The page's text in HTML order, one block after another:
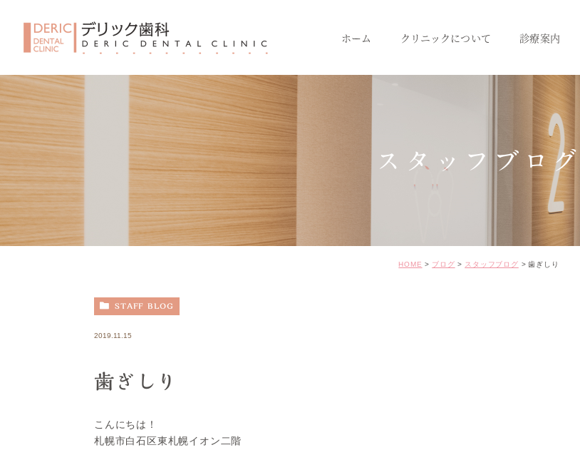
ホーム クリニックについて 診療案内
成人のための予防治療
小児歯科
セラミック･審美治療
矯正治療
スタッフブログ
HOME ブログ スタッフブログ 歯ぎしり
STAFF BLOG
2019.11.15
歯ぎしり
こんにちは！
札幌市白石区東札幌イオン二階